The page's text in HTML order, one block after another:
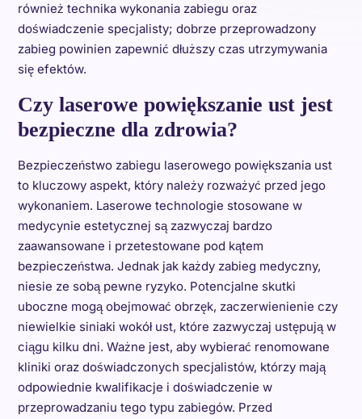
również technika wykonania zabiegu oraz
doświadczenie specjalisty; dobrze przeprowadzony
zabieg powinien zapewnić dłuższy czas utrzymywania
się efektów.
Czy laserowe powiększanie ust jest
bezpieczne dla zdrowia?
Bezpieczeństwo zabiegu laserowego powiększania ust
to kluczowy aspekt, który należy rozważyć przed jego
wykonaniem. Laserowe technologie stosowane w
medycynie estetycznej są zazwyczaj bardzo
zaawansowane i przetestowane pod kątem
bezpieczeństwa. Jednak jak każdy zabieg medyczny,
niesie ze sobą pewne ryzyko. Potencjalne skutki
uboczne mogą obejmować obrzęk, zaczerwienienie czy
niewielkie siniaki wokół ust, które zazwyczaj ustępują w
ciągu kilku dni. Ważne jest, aby wybierać renomowane
kliniki oraz doświadczonych specjalistów, którzy mają
odpowiednie kwalifikacje i doświadczenie w
przeprowadzaniu tego typu zabiegów. Przed